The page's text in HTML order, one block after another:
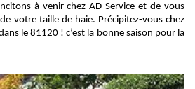
à venir chez AD Service et de vous
votre taille de haie. Précipitez-vous chez
le 81120 ! c’est la bonne saison pour la